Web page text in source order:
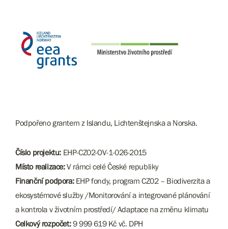
Podpořeno grantem z Islandu, Lichtenštejnska a Norska.
Číslo projektu: EHP-CZ02-OV-1-026-2015
Místo realizace:V rámci celé České republiky
Finanční podpora:EHP fondy, program CZ02 – Biodiverzita a
ekosystémové služby /Monitorování a integrované plánování
a kontrola v životním prostředí/ Adaptace na změnu klimatu
Celkový rozpočet:9 999 619 Kč vč. DPH